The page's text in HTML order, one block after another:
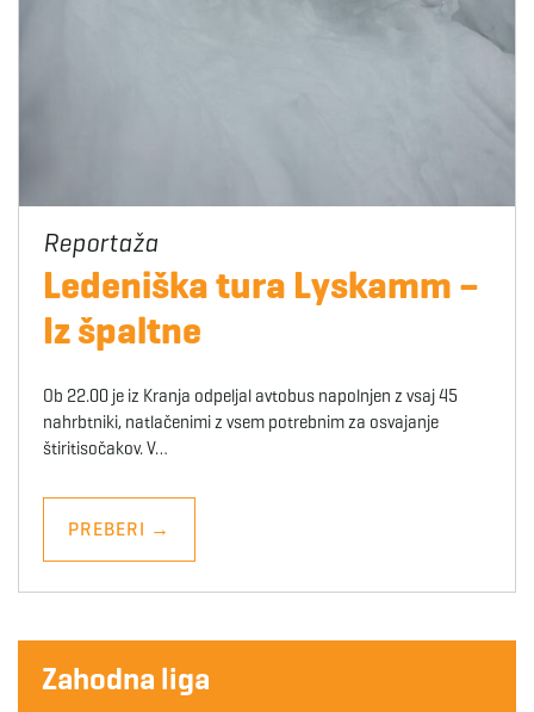
Ledeniška tura Lyskamm –
Iz špaltne
Ob 22.00 je iz Kranja odpeljal avtobus napolnjen z vsaj 45
nahrbtniki, natlačenimi z vsem potrebnim za osvajanje
štiritisočakov. V…
PREBERI →
Zahodna liga